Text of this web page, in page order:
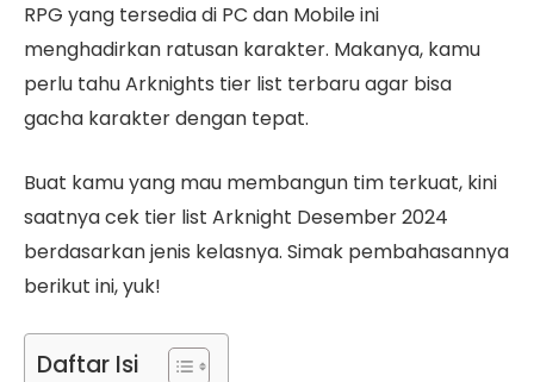
RPG yang tersedia di PC dan Mobile ini
menghadirkan ratusan karakter. Makanya, kamu
perlu tahu Arknights tier list terbaru agar bisa
gacha karakter dengan tepat.
Buat kamu yang mau membangun tim terkuat, kini
saatnya cek tier list Arknight Desember 2024
berdasarkan jenis kelasnya. Simak pembahasannya
berikut ini, yuk!
Daftar Isi